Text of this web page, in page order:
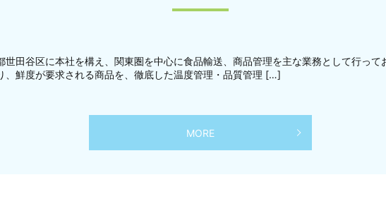
世田谷区に本社を構え、関東圏を中心に食品輸送、商品管理を主な業務として行っ
、鮮度が要求される商品を、徹底した温度管理・品質管理 […]
MORE